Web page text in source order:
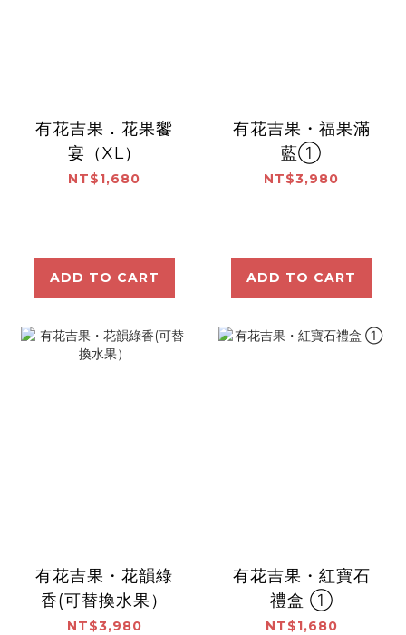
有花吉果．花果饗
宴（XL）
NT$1,680
ADD TO CART
有花吉果・福果滿
藍①
NT$3,980
ADD TO CART
有花吉果・花韻綠
香(可替換水果）
NT$3,980
有花吉果・紅寶石
禮盒 ①
NT$1,680